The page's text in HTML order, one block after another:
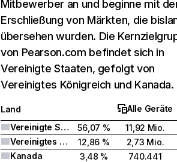
Mitbewerber an und beginne mit
Erschließung von Märkten, die
übersehen wurden. Die
von Pearson.com befindet sich in
Vereinigte Staaten, gefolgt von
Vereinigtes Königreich und Kanada.
Land
Alle Geräte
Vereinigte Staaten
56,07 %
11,92 Mio.
Vereinigtes Königreich
12,86 %
2,73 Mio.
Kanada
3,48 %
740.441